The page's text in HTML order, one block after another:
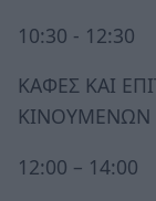
10:30 - 12:30
ΚΑΦΕΣ ΚΑΙ
ΚΙΝΟΥΜΕΝΩΝ
12:00 – 14:00